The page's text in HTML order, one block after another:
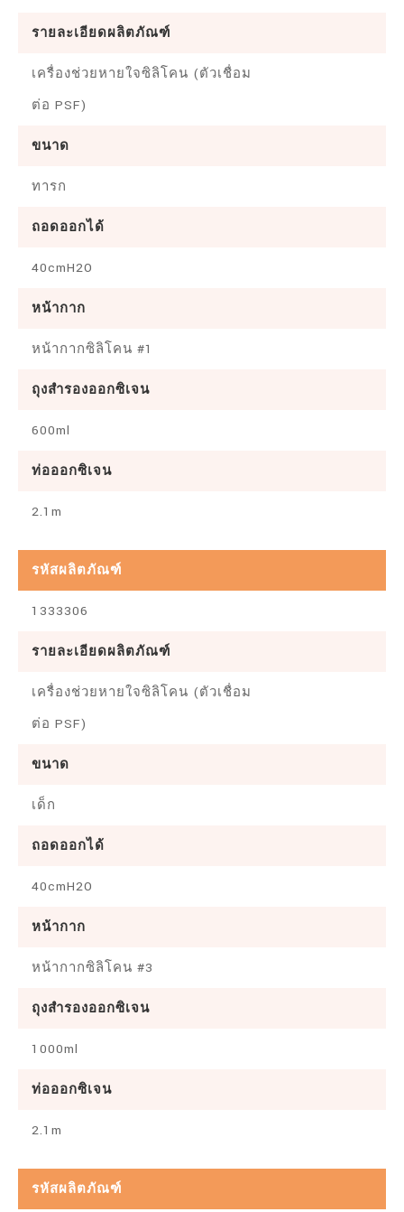
รายละเอียดผลิตภัณฑ์
เครื่องช่วยหายใจซิลิโคน (ตัวเชื่อม
ต่อ PSF)
ขนาด
ทารก
ถอดออกได้
40cmH2O
หน้ากาก
หน้ากากซิลิโคน #1
ถุงสำรองออกซิเจน
600ml
ท่อออกซิเจน
2.1m
รหัสผลิตภัณฑ์
1333306
รายละเอียดผลิตภัณฑ์
เครื่องช่วยหายใจซิลิโคน (ตัวเชื่อม
ต่อ PSF)
ขนาด
เด็ก
ถอดออกได้
40cmH2O
หน้ากาก
หน้ากากซิลิโคน #3
ถุงสำรองออกซิเจน
1000ml
ท่อออกซิเจน
2.1m
รหัสผลิตภัณฑ์